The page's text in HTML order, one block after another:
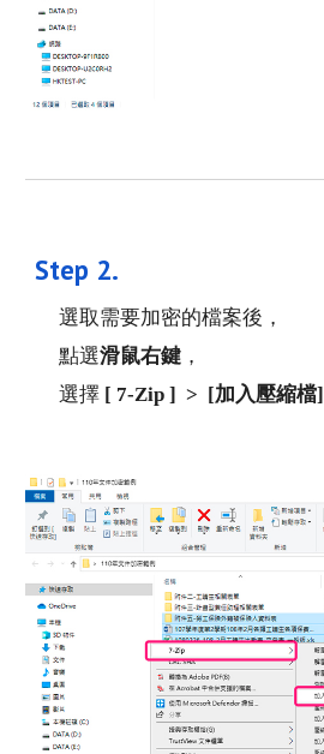
Step 2.
選取需要加密的檔案後，
點選滑鼠右鍵 ，
選擇 [ 7-Zip ]  >  [加入壓縮檔]